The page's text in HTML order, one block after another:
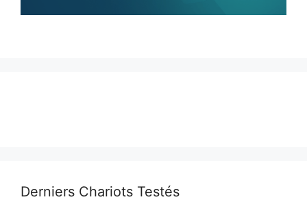
Derniers Chariots Testés